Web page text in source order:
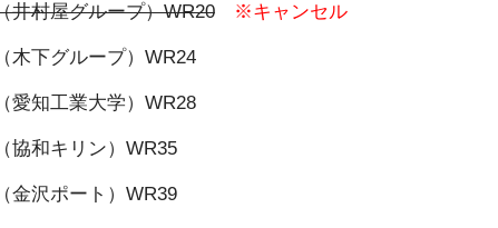
井村屋グループ）WR20 ※キャンセル
木下グループ）WR24
愛知工業大学）WR28
協和キリン）WR35
金沢ポート）WR39